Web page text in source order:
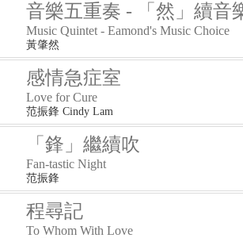
音樂五重奏 - 「然」續音
Music Quintet - Eamond's Music Choice
黃肇然
感情急症室
Love for Cure
范振鋒 Cindy Lam
「鋒」繼續吹
Fan-tastic Night
范振鋒
程尋記
To Whom With Love